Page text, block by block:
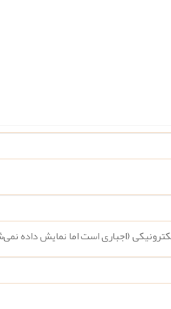
(اجباری است اما نمایش داده